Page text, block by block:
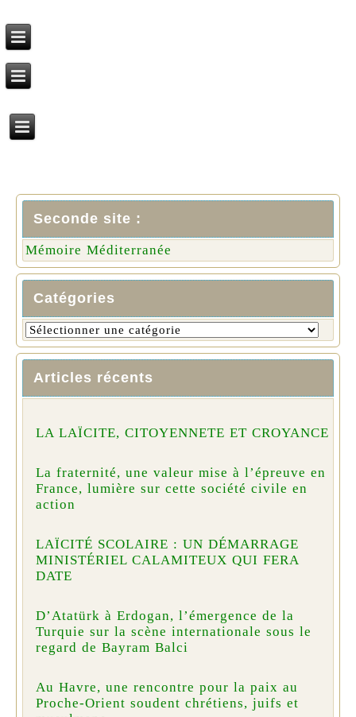
Seconde site :
Mémoire Méditerranée
Catégories
Articles récents
LA LAÏCITE, CITOYENNETE ET CROYANCE
La fraternité, une valeur mise à l’épreuve en
France, lumière sur cette société civile en
action
LAÏCITÉ SCOLAIRE : UN DÉMARRAGE
MINISTÉRIEL CALAMITEUX QUI FERA
DATE
D’Atatürk à Erdogan, l’émergence de la
Turquie sur la scène internationale sous le
regard de Bayram Balci
Au Havre, une rencontre pour la paix au
Proche-Orient soudent chrétiens, juifs et